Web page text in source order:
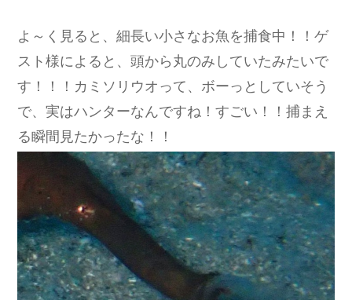
よ～く見ると、細長い小さなお魚を捕食中！！ゲ
スト様によると、頭から丸のみしていたみたいで
す！！！カミソリウオって、ボーっとしていそう
で、実はハンターなんですね！すごい！！捕まえ
る瞬間見たかったな！！